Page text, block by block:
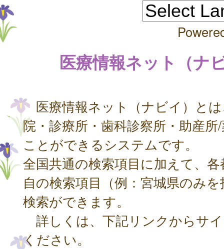
医療情報ネット（ナ
医療情報ネット（ナビイ）とは
院・診療所・歯科診察所・助産所
ことができるシステムです。
全国共通の検索項目に加えて、
自の検索項目（例：宮城県のみ
検索ができます。
詳しくは、下記リンクからサ
ください。